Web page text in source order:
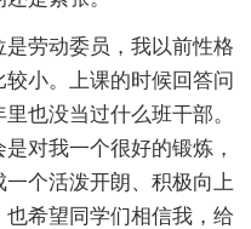
劳动委员，我以前性格
小。上课的时候回答问
也没当过什么班干部。
对我一个很好的锻炼，
个活泼开朗、积极向上
希望同学们相信我，给